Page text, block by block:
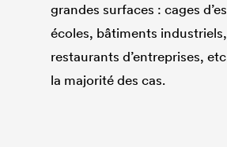
grandes surfaces : cages
écoles, bâtiments
restaurants d’entreprises,
la majorité des cas.